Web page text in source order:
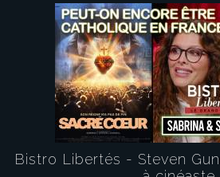
Bistro Libertés - Steven